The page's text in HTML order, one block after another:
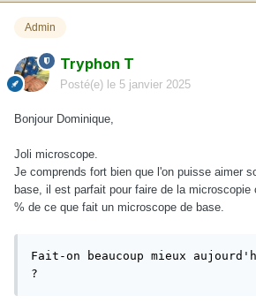
Admin
Tryphon T
Posté(e) le 5 janvier 2025
Bonjour Dominique,
Joli microscope.
Je comprends fort bien que l'on puisse aimer
base, il est parfait pour faire de la
% de ce que fait un microscope de base.
Fait-on beaucoup mieux
?